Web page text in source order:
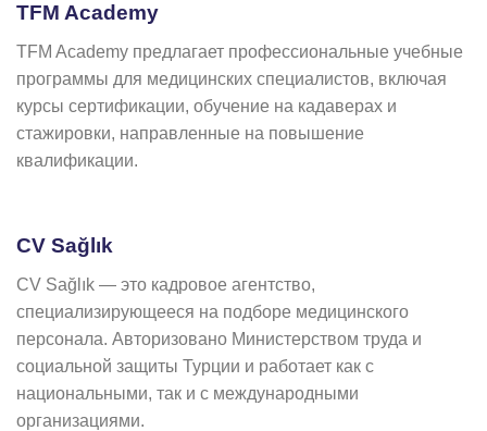
TFM Academy
TFM Academy предлагает профессиональные учебные
программы для медицинских специалистов, включая
курсы сертификации, обучение на кадаверах и
стажировки, направленные на повышение
квалификации.
CV Sağlık
CV Sağlık — это кадровое агентство,
специализирующееся на подборе медицинского
персонала. Авторизовано Министерством труда и
социальной защиты Турции и работает как с
национальными, так и с международными
организациями.